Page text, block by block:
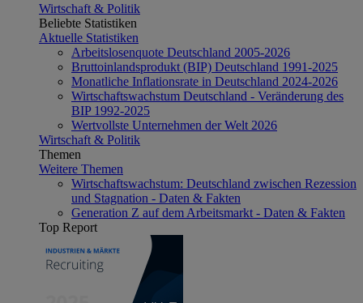
Wirtschaft & Politik
Beliebte Statistiken
Aktuelle Statistiken
Arbeitslosenquote Deutschland 2005-2026
Bruttoinlandsprodukt (BIP) Deutschland 1991-2025
Monatliche Inflationsrate in Deutschland 2024-2026
Wirtschaftswachstum Deutschland - Veränderung des
BIP 1992-2025
Wertvollste Unternehmen der Welt 2026
Wirtschaft & Politik
Themen
Weitere Themen
Wirtschaftswachstum: Deutschland zwischen Rezession
und Stagnation - Daten & Fakten
Generation Z auf dem Arbeitsmarkt - Daten & Fakten
Top Report